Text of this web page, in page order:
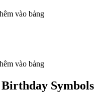
vào bảng
vào bảng
Symbols